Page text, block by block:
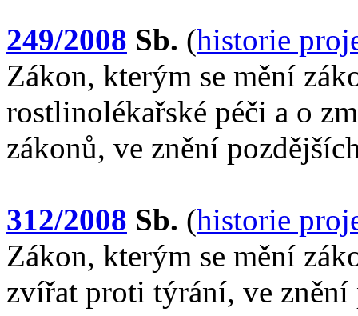
249/2008 Sb. (historie
Zákon, kterým se mění
rostlinolékařské péči a o
zákonů, ve znění
312/2008 Sb. (historie
Zákon, kterým se mění
zvířat proti týrání, ve znění